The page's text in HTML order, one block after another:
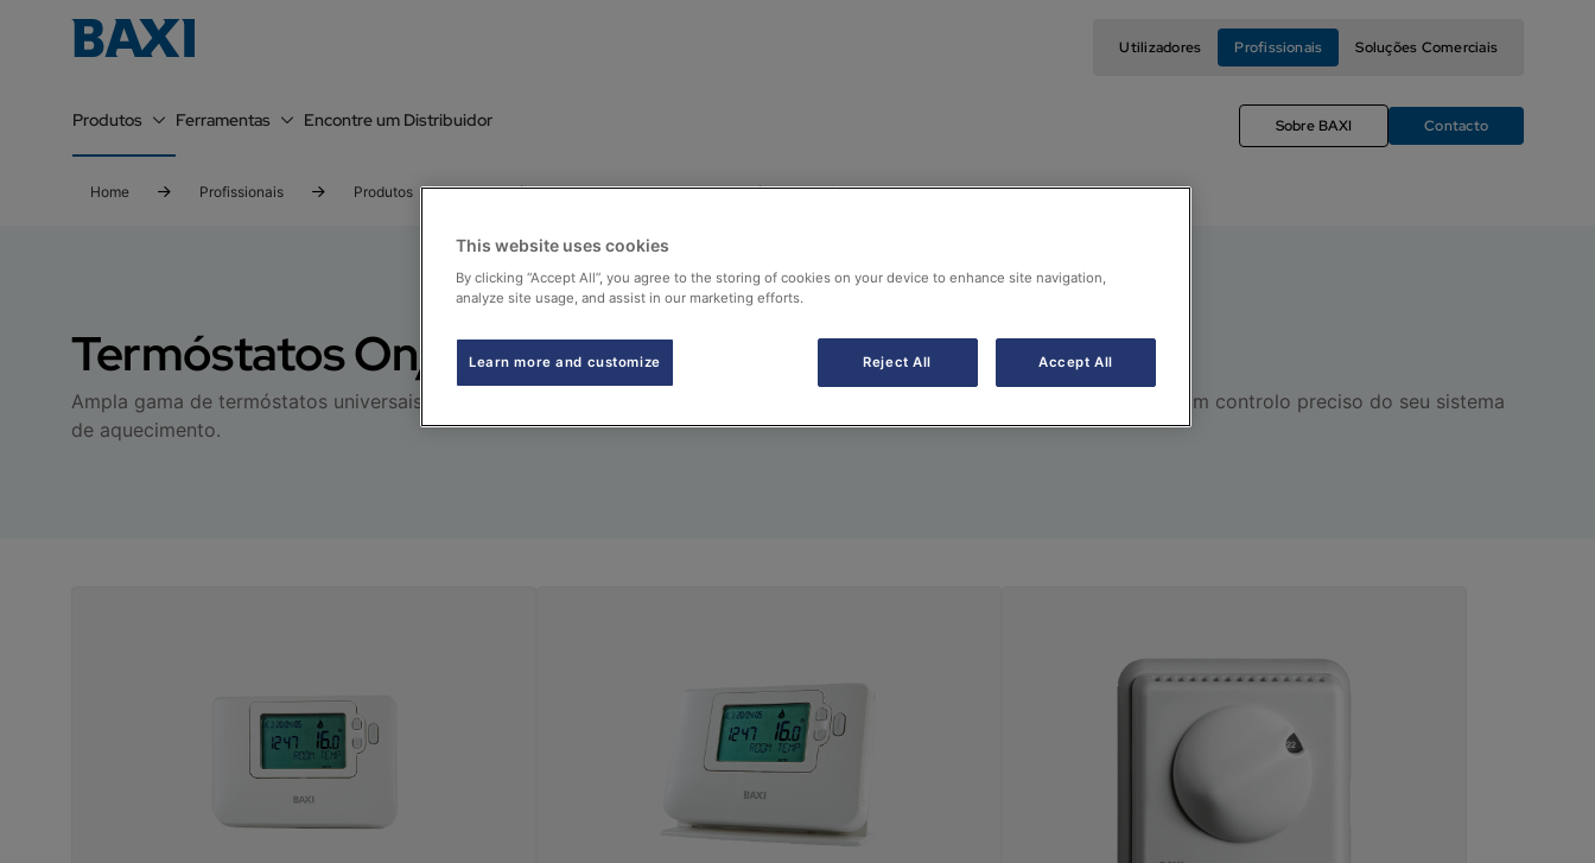
Utilizadores Profissionais Soluções Comerciais
Produtos Ferramentas Encontre um Distribuidor Sobre BAXI Contacto
Home Profissionais Produtos Termóstatos e Regulação Termóstatos ON/OFF
Termóstatos On/Off
Ampla gama de termóstatos universais compatíveis com qualquer caldeira ou bomba de calor do mercado para conseguir um controlo preciso do seu sistema
de aquecimento.
This website uses cookies
By clicking “Accept All”, you agree to the storing of cookies on your device to enhance site navigation,
analyze site usage, and assist in our marketing efforts.
Learn more and customize Reject All Accept All